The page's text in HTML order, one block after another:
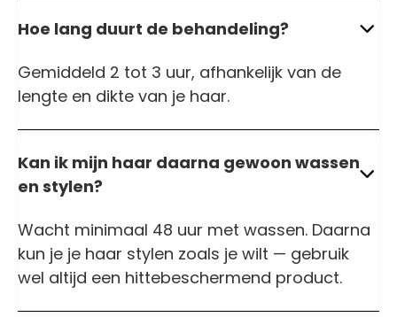
Hoe lang duurt de behandeling?
Gemiddeld 2 tot 3 uur, afhankelijk van de
lengte en dikte van je haar.
Kan ik mijn haar daarna gewoon wassen
en stylen?
Wacht minimaal 48 uur met wassen. Daarna
kun je je haar stylen zoals je wilt — gebruik
wel altijd een hittebeschermend product.